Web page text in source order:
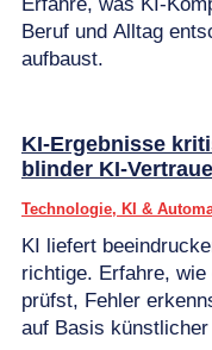
Beruf und Alltag
aufbaust.
KI-Ergebnisse
blinder KI-
Technologie, KI &
KI liefert
richtige. Erfahre,
prüfst, Fehler
auf Basis